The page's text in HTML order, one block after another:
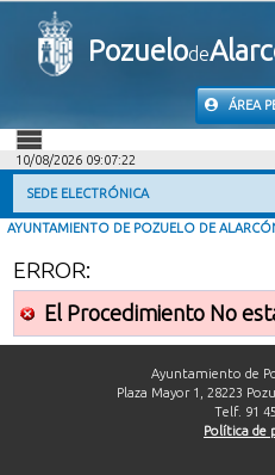
Pozuelode
ÁREA
INICIO
MI CARPETA
INFORMACIÓN
AYUDA
10/08/2026 09:07:22
SEDE ELECTRÓNICA
AYUNTAMIENTO DE POZUELO DE
ERROR:
El Procedimiento No
Ayuntamiento de
Plaza Mayor 1, 28223
Telf. 91
Política de